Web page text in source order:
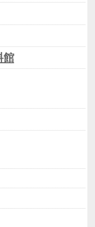
館